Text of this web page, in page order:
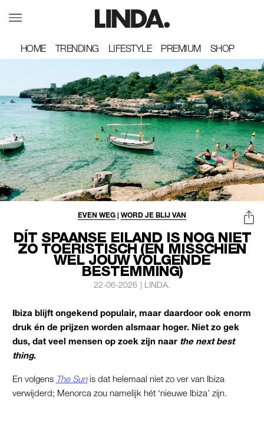
HOME
HOME TRENDING
TRENDING LIFESTYLE
LIFESTYLE PREMIUM
PREMIUM SHOP
SHOP
DÍT SPAANSE EILAND IS NOG NIET
ZO TOERISTISCH (EN MISSCHIEN
WEL JOUW VOLGENDE
BESTEMMING)
EVEN WEG | WORD JE BLIJ VAN
22-06-2026 | LINDA.
Ibiza blijft ongekend populair, maar daardoor ook enorm
druk én de prijzen worden alsmaar hoger. Niet zo gek
dus, dat veel mensen op zoek zijn naar the next best
thing.
En volgens The Sunis dat helemaal niet zo ver van Ibiza
verwijderd; Menorca zou namelijk hét ‘nieuwe Ibiza’ zijn.